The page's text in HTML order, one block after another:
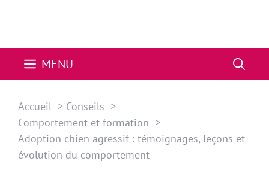
MENU
Accueil
Conseils
Comportement et formation
Adoption chien agressif : témoignages, leçons et
évolution du comportement